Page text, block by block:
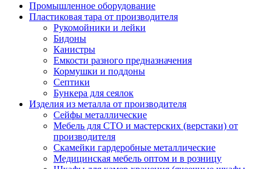
Промышленное оборудование
Пластиковая тара от производителя
Рукомойники и лейки
Бидоны
Канистры
Емкости разного предназначения
Кормушки и поддоны
Септики
Бункера для сеялок
Изделия из металла от производителя
Сейфы металлические
Мебель для СТО и мастерских (верстаки) от
производителя
Скамейки гардеробные металлические
Медицинская мебель оптом и в розницу